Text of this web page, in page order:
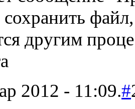
сохранить
другим
2012 - 11:09.#